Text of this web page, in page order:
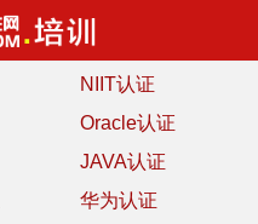
NIIT认证
Oracle认证
JAVA认证
华为认证